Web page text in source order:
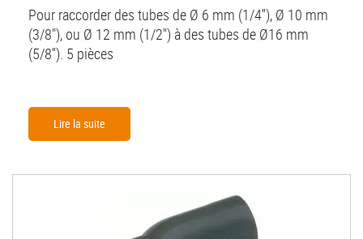
Pour raccorder des tubes de Ø 6 mm (1/4''), Ø 10 mm
(3/8"), ou Ø 12 mm (1/2'') à des tubes de Ø16 mm
(5/8''). 5 pièces
Lire la suite